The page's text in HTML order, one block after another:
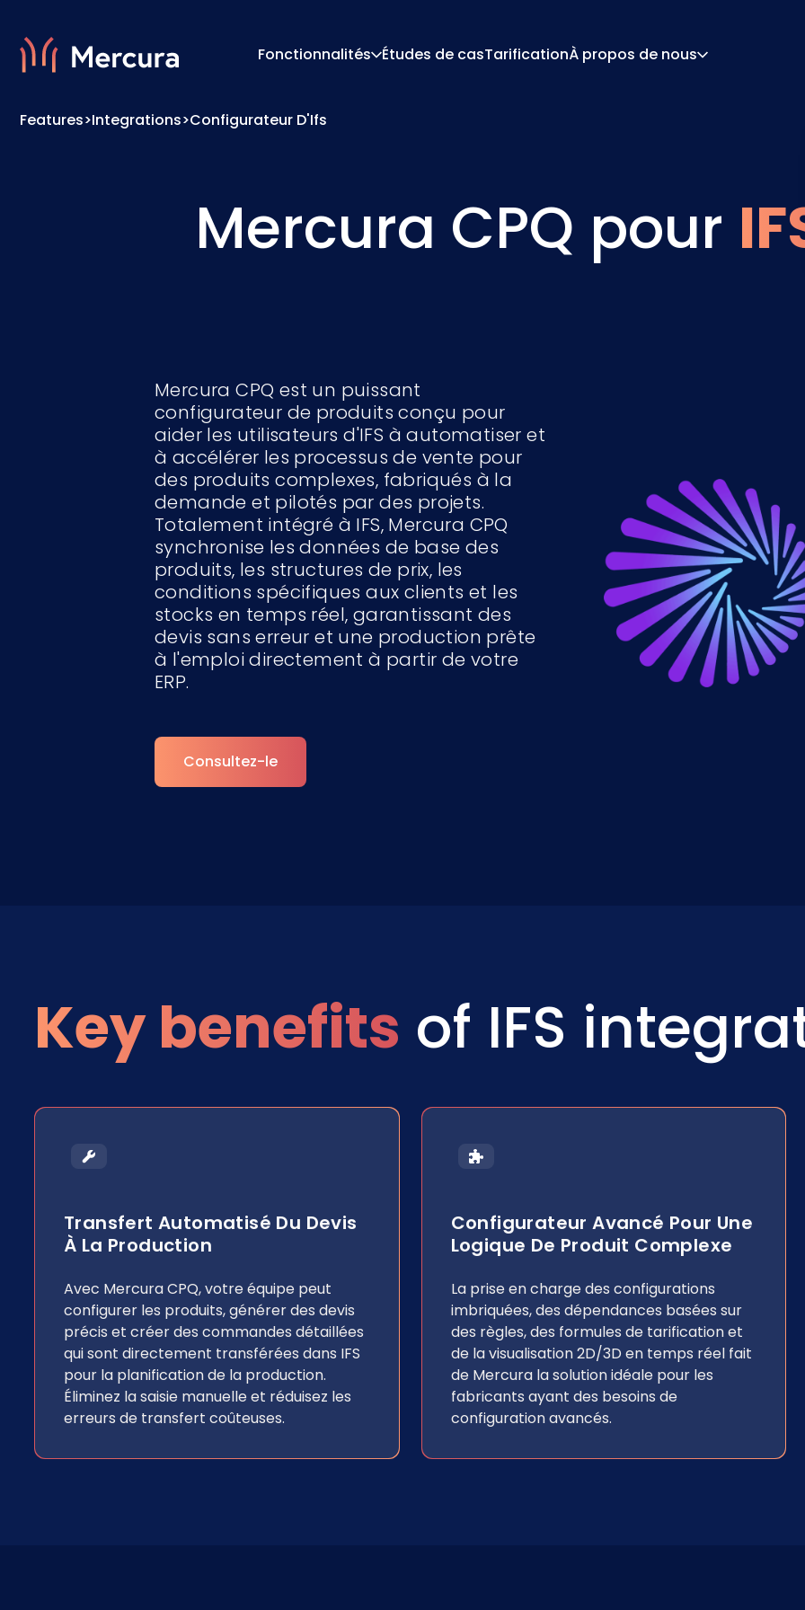
Fonctionnalités Études de casTarificationÀ propos de nous
Features>Integrations>Configurateur D'Ifs
Mercura CPQ pour
Mercura CPQ est un puissant
configurateur de produits conçu pour
aider les utilisateurs d'IFS à automatiser et
à accélérer les processus de vente pour
des produits complexes, fabriqués à la
demande et pilotés par des projets.
Totalement intégré à IFS, Mercura CPQ
synchronise les données de base des
produits, les structures de prix, les
conditions spécifiques aux clients et les
stocks en temps réel, garantissant des
devis sans erreur et une production prête
à l'emploi directement à partir de votre
ERP.
Consultez-le
Key benefits of IFS
Transfert Automatisé Du Devis
À La Production
Avec Mercura CPQ, votre équipe peut
configurer les produits, générer des devis
précis et créer des commandes détaillées
qui sont directement transférées dans IFS
pour la planification de la production.
Éliminez la saisie manuelle et réduisez les
erreurs de transfert coûteuses.
Configurateur Avancé Pour Une
Logique De Produit Complexe
La prise en charge des configurations
imbriquées, des dépendances basées sur
des règles, des formules de tarification et
de la visualisation 2D/3D en temps réel fait
de Mercura la solution idéale pour les
fabricants ayant des besoins de
configuration avancés.